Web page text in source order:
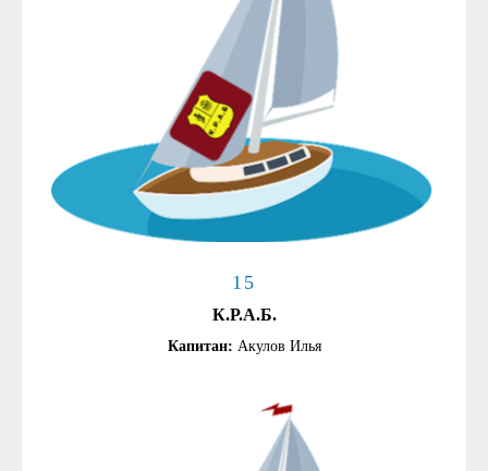
15
К.Р.А.Б.
Капитан: Акулов Илья